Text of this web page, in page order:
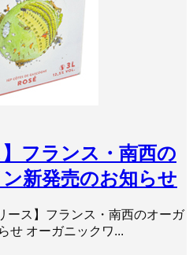
フランス・南西の
新発売のお知らせ
ース】フランス・南西のオーガ
せ オーガニックワ...